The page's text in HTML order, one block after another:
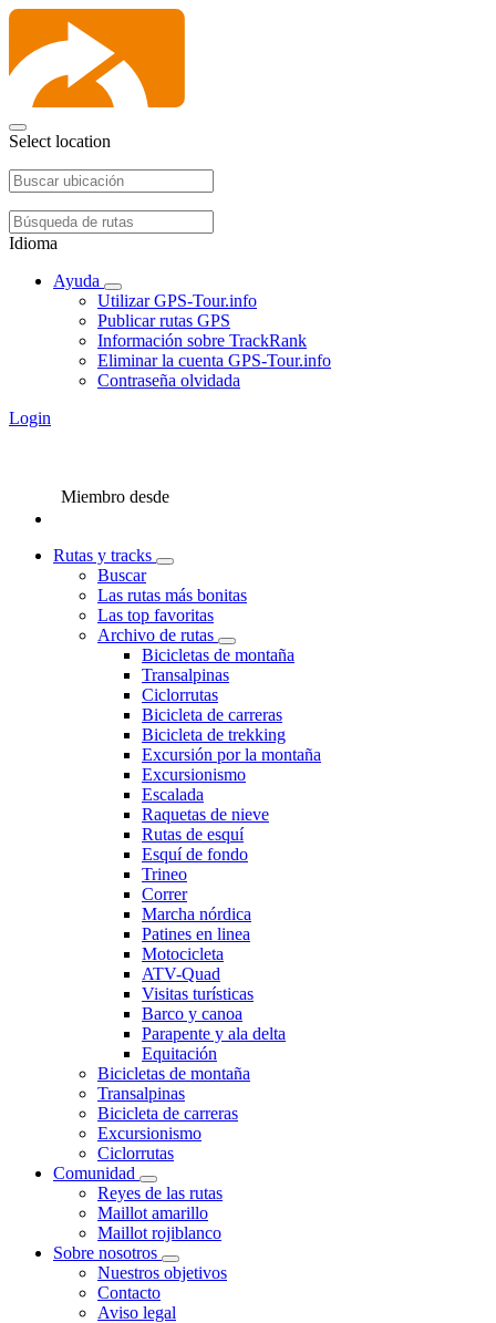
Select location
Idioma
Ayuda
Utilizar GPS-Tour.info
Publicar rutas GPS
Información sobre TrackRank
Eliminar la cuenta GPS-Tour.info
Contraseña olvidada
Login
Miembro desde
Rutas y tracks
Buscar
Las rutas más bonitas
Las top favoritas
Archivo de rutas
Bicicletas de montaña
Transalpinas
Ciclorrutas
Bicicleta de carreras
Bicicleta de trekking
Excursión por la montaña
Excursionismo
Escalada
Raquetas de nieve
Rutas de esquí
Esquí de fondo
Trineo
Correr
Marcha nórdica
Patines en linea
Motocicleta
ATV-Quad
Visitas turísticas
Barco y canoa
Parapente y ala delta
Equitación
Bicicletas de montaña
Transalpinas
Bicicleta de carreras
Excursionismo
Ciclorrutas
Comunidad
Reyes de las rutas
Maillot amarillo
Maillot rojiblanco
Sobre nosotros
Nuestros objetivos
Contacto
Aviso legal